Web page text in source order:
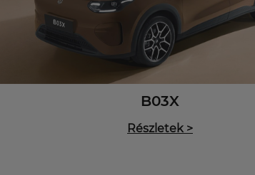
B03X
Részletek >